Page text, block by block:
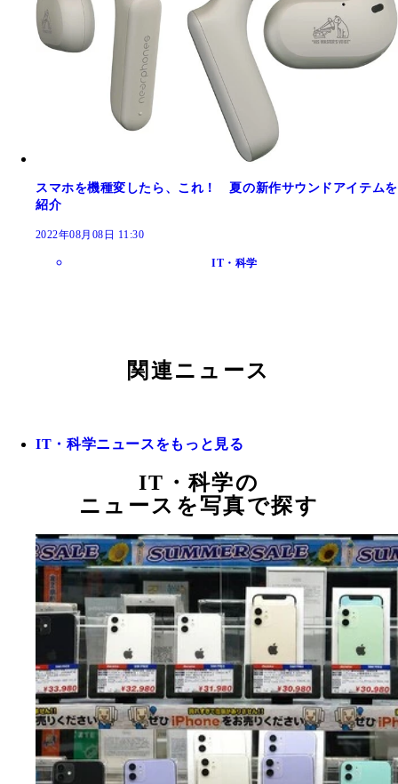
スマホを機種変したら、これ！ 夏の新作サウンドアイテムを
紹介
2022年08月08日 11:30
IT・科学
関連ニュース
IT・科学ニュースをもっと見る
IT・科学の
ニュースを写真で探す